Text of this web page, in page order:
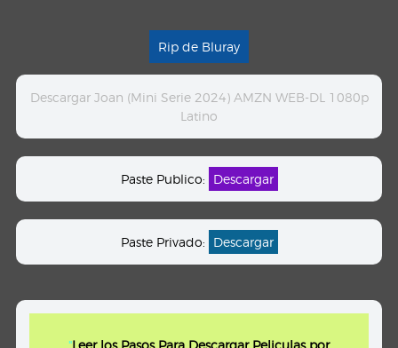
Rip de Bluray
Descargar Joan (Mini Serie 2024) AMZN WEB-DL 1080p
Latino
Paste Publico: Descargar
Paste Privado: Descargar
"Leer los Pasos Para Descargar Peliculas por